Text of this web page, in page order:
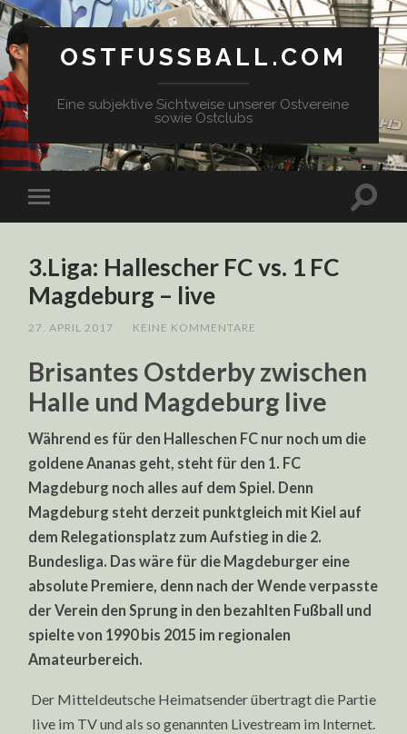
OSTFUSSBALL.COM
Eine subjektive Sichtweise unserer Ostvereine
sowie Ostclubs
3.Liga: Hallescher FC vs. 1 FC
Magdeburg – live
27. APRIL 2017 KEINE KOMMENTARE
Brisantes Ostderby zwischen
Halle und Magdeburg live
Während es für den Halleschen FC nur noch um die
goldene Ananas geht, steht für den 1. FC
Magdeburg noch alles auf dem Spiel. Denn
Magdeburg steht derzeit punktgleich mit Kiel auf
dem Relegationsplatz zum Aufstieg in die 2.
Bundesliga. Das wäre für die Magdeburger eine
absolute Premiere, denn nach der Wende verpasste
der Verein den Sprung in den bezahlten Fußball und
spielte von 1990 bis 2015 im regionalen
Amateurbereich.
Der Mitteldeutsche Heimatsender übertragt die Partie
live im TV und als so genannten Livestream im Internet.